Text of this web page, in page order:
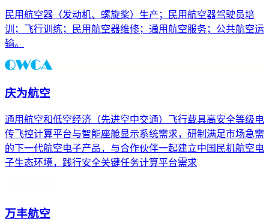
民用航空器（发动机、螺旋桨）生产；民用航空器驾驶员培
训；飞行训练；民用航空器维修；通用航空服务；公共航空运
输。
庆为航空
通用航空和低空经济（先进空中交通）飞行载具高安全等级电
传飞控计算平台与智能座舱显示系统需求，研制满足市场急需
的下一代航空电子产品，与合作伙伴一起建立中国民机航空电
子生态环境，践行安全关键任务计算平台需求
万丰航空